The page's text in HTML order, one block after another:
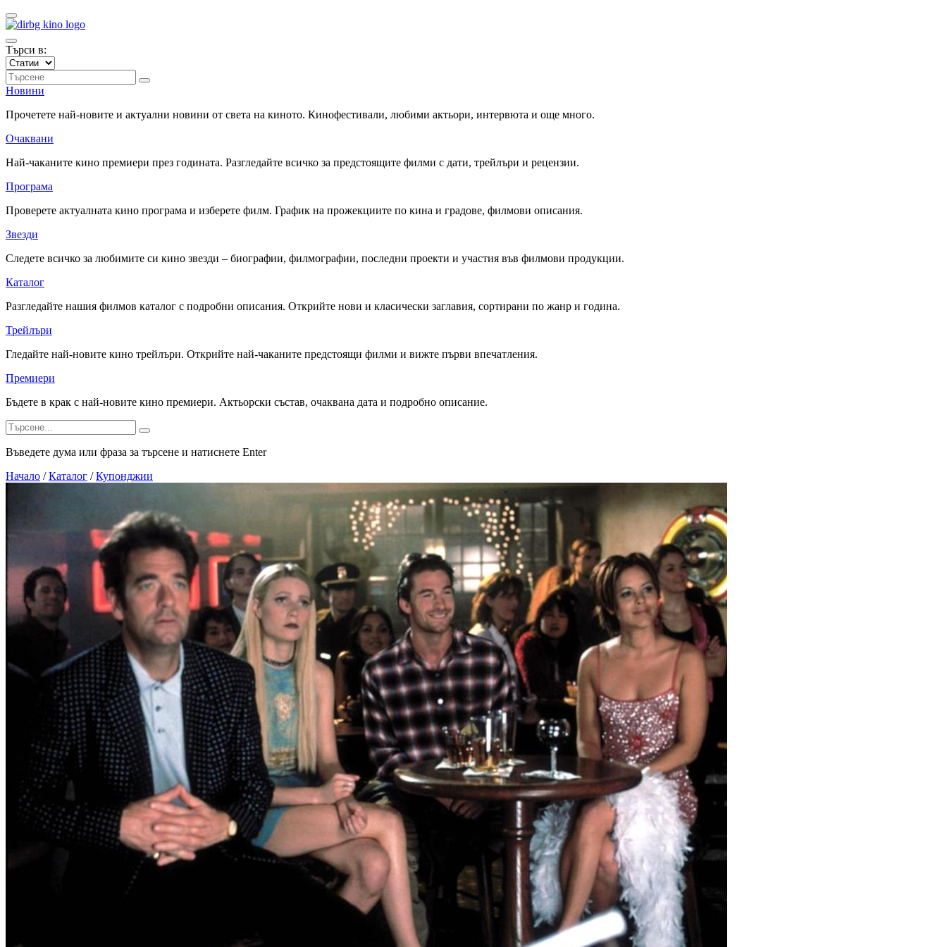
Търси в:
Новини
Прочетете най-новите и актуални новини от света на киното. Кинофестивали, любими актьори, интервюта и още много.
Очаквани
Най-чаканите кино премиери през годината. Разгледайте всичко за предстоящите филми с дати, трейлъри и рецензии.
Програма
Проверете актуалната кино програма и изберете филм. График на прожекциите по кина и градове, филмови описания.
Звезди
Следете всичко за любимите си кино звезди – биографии, филмографии, последни проекти и участия във филмови продукции.
Каталог
Разгледайте нашия филмов каталог с подробни описания. Открийте нови и класически заглавия, сортирани по жанр и година.
Трейлъри
Гледайте най-новите кино трейлъри. Открийте най-чаканите предстоящи филми и вижте първи впечатления.
Премиери
Бъдете в крак с най-новите кино премиери. Актьорски състав, очаквана дата и подробно описание.
Въведете дума или фраза за търсене и натиснете Enter
Начало / Каталог / Купонджии